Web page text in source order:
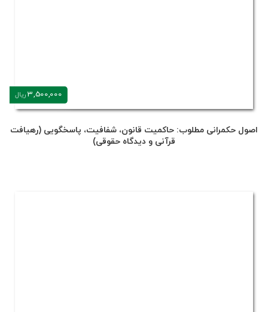
3,500,000ریال
اصول حکمرانی مطلوب: حاکمیت قانون، شفافیت، پاسخگویی (رهیافت
قرآنی و دیدگاه حقوقی)